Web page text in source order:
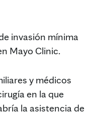
invasión mínima
Mayo Clinic.
y médicos
en la que
la asistencia de